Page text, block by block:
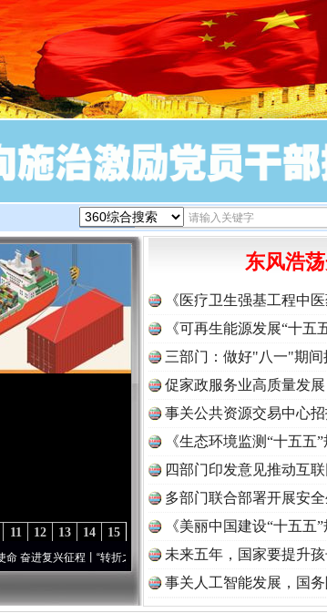
15
14
13
12
11
转折之城”激荡..·[视频]牢记初心使命 奋进复兴征程丨红船起航处
东风浩
《医疗卫生强基工程中
《可再生能源发展“十五
三部门：做好"八一"期
促家政服务业高质量发
事关公共资源交易中心
《生态环境监测“十五五
读
四部门印发意见推动互
多部门联合部署开展安
《美丽中国建设“十五五
未来五年，国家要提升
事关人工智能发展，国